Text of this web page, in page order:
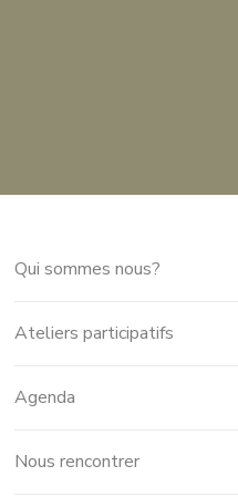
Qui sommes nous?
Ateliers participatifs
Agenda
Nous rencontrer